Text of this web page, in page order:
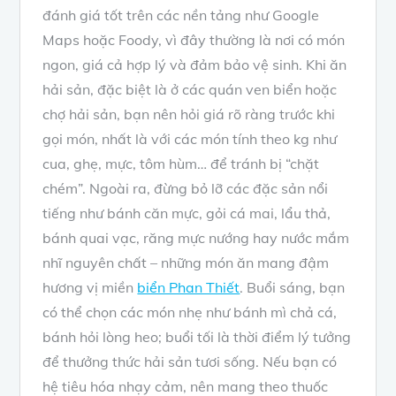
đánh giá tốt trên các nền tảng như Google
Maps hoặc Foody, vì đây thường là nơi có món
ngon, giá cả hợp lý và đảm bảo vệ sinh. Khi ăn
hải sản, đặc biệt là ở các quán ven biển hoặc
chợ hải sản, bạn nên hỏi giá rõ ràng trước khi
gọi món, nhất là với các món tính theo kg như
cua, ghẹ, mực, tôm hùm… để tránh bị “chặt
chém”. Ngoài ra, đừng bỏ lỡ các đặc sản nổi
tiếng như bánh căn mực, gỏi cá mai, lẩu thả,
bánh quai vạc, răng mực nướng hay nước mắm
nhĩ nguyên chất – những món ăn mang đậm
hương vị miền biển Phan Thiết. Buổi sáng, bạn
có thể chọn các món nhẹ như bánh mì chả cá,
bánh hỏi lòng heo; buổi tối là thời điểm lý tưởng
để thưởng thức hải sản tươi sống. Nếu bạn có
hệ tiêu hóa nhạy cảm, nên mang theo thuốc